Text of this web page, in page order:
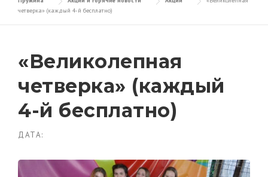
четверка» (каждый 4-й бесплатно)
«Великолепная
четверка» (каждый
4-й бесплатно)
ДАТА: